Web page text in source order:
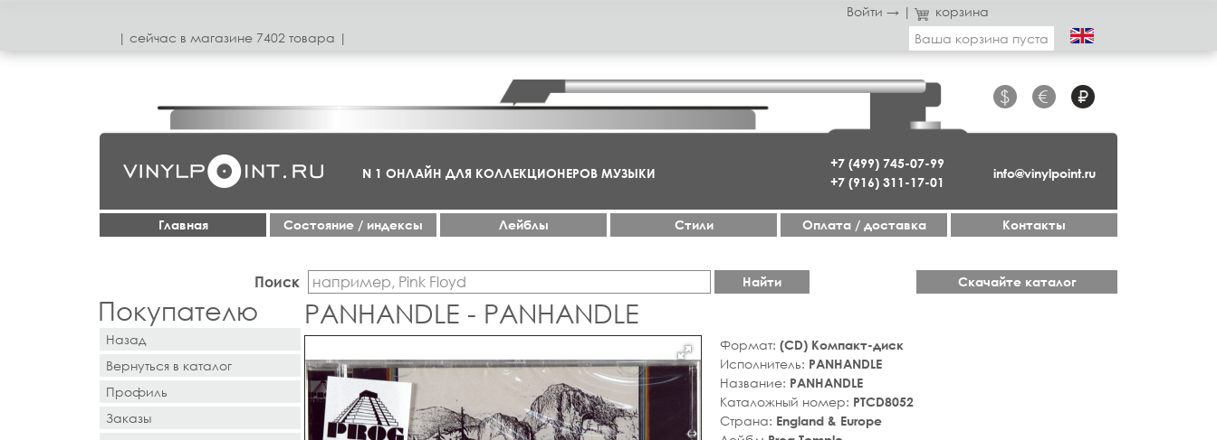
Войти → |
корзина
| сeйчас в магазинe 7402 товара |
Ваша корзина пуста
+7 (499) 745-07-99
+7 (916) 311-17-01
$ € ₽
info@vinylpoint.ru
N 1 ОНЛАЙН ДЛЯ КОЛЛЕКЦИОНЕРОВ МУЗЫКИ
Главная Cостояние / индексы Лейблы Стили Оплата / доставка Контакты
Поиск Найти Скачайте каталог
Покупателю
Назад
Вернуться в каталог
Профиль
Заказы
PANHANDLE - PANHANDLE
Формат: (CD) Компакт-диск
Исполнитель: PANHANDLE
Название: PANHANDLE
Каталожный номер: PTCD8052
Страна: England & Europe